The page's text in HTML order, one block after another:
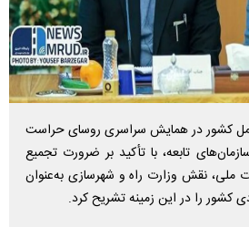
کشور در همایش سراسری روسای حراست
تابعه، با تأکید بر ضرورت تجمیع
ملی، نقش وزارت راه و شهرسازی به‌عنوان
کشور را در این زمینه تشریح کرد.